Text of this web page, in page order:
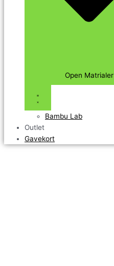
Open Matrialer
Bambu Lab
Outlet
Gavekort